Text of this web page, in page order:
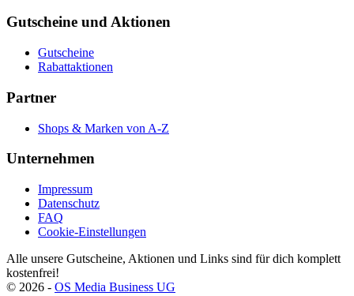
Gutscheine und Aktionen
Gutscheine
Rabattaktionen
Partner
Shops & Marken von A-Z
Unternehmen
Impressum
Datenschutz
FAQ
Cookie-Einstellungen
Alle unsere Gutscheine, Aktionen und Links sind für dich komplett
kostenfrei!
© 2026 - OS Media Business UG